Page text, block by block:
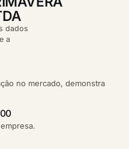
dados
a
no mercado, demonstra